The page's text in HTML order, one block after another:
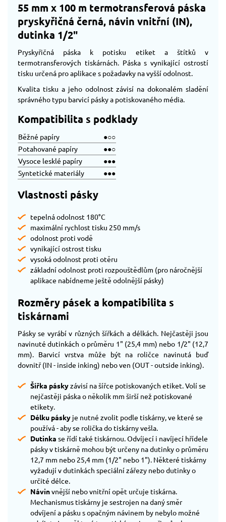
55 mm x 100 m termotransferová páska
pryskyřičná černá, návin vnitřní (IN),
dutinka 1/2"
Pryskyřičná páska k potisku etiket a štítků v
termotransferových tiskárnách. Páska s vynikající ostrostí
tisku určená pro aplikace s požadavky na vyšší odolnost.
Kvalita tisku a jeho odolnost závisí na dokonalém sladění
správného typu barvicí pásky a potiskovaného média.
Kompatibilita s podklady
Běžné papíry
●○○
Potahované papíry
●●○
Vysoce lesklé papíry
●●●
Syntetické materiály
●●●
Vlastnosti pásky
tepelná odolnost 180°C
maximální rychlost tisku 250 mm/s
odolnost proti vodě
vynikající ostrost tisku
vysoká odolnost proti otěru
základní odolnost proti rozpouštědlům (pro náročnější
aplikace nabídneme ještě odolnější pásky)
Rozměry pásek a kompatibilita s
tiskárnami
Pásky se vyrábí v různých šířkách a délkách. Nejčastěji jsou
navinuté dutinkách o průměru 1" (25,4 mm) nebo 1/2" (12,7
mm). Barvicí vrstva může být na roličce navinutá buď
dovnitř (IN - inside inking) nebo ven (OUT - outside inking).
Šířka páskyzávisí na šířce potiskovaných etiket. Volí se
nejčastěji páska o několik mm širší než potiskované
etikety.
Délku pásky je nutné zvolit podle tiskárny, ve které se
používá - aby se rolička do tiskárny vešla.
Dutinka se řídí také tiskárnou. Odvíjecí i navíjecí hřídele
pásky v tiskárně mohou být určeny na dutinky o průměru
12,7 mm nebo 25,4 mm (1/2" nebo 1"). Některé tiskárny
vyžadují v dutinkách speciální zářezy nebo dutinky o
určité délce.
Návinvnější nebo vnitřní opět určuje tiskárna.
Mechanismus tiskárny je sestrojen na daný směr
odvíjení a pásku s opačným návinem by nebylo možné